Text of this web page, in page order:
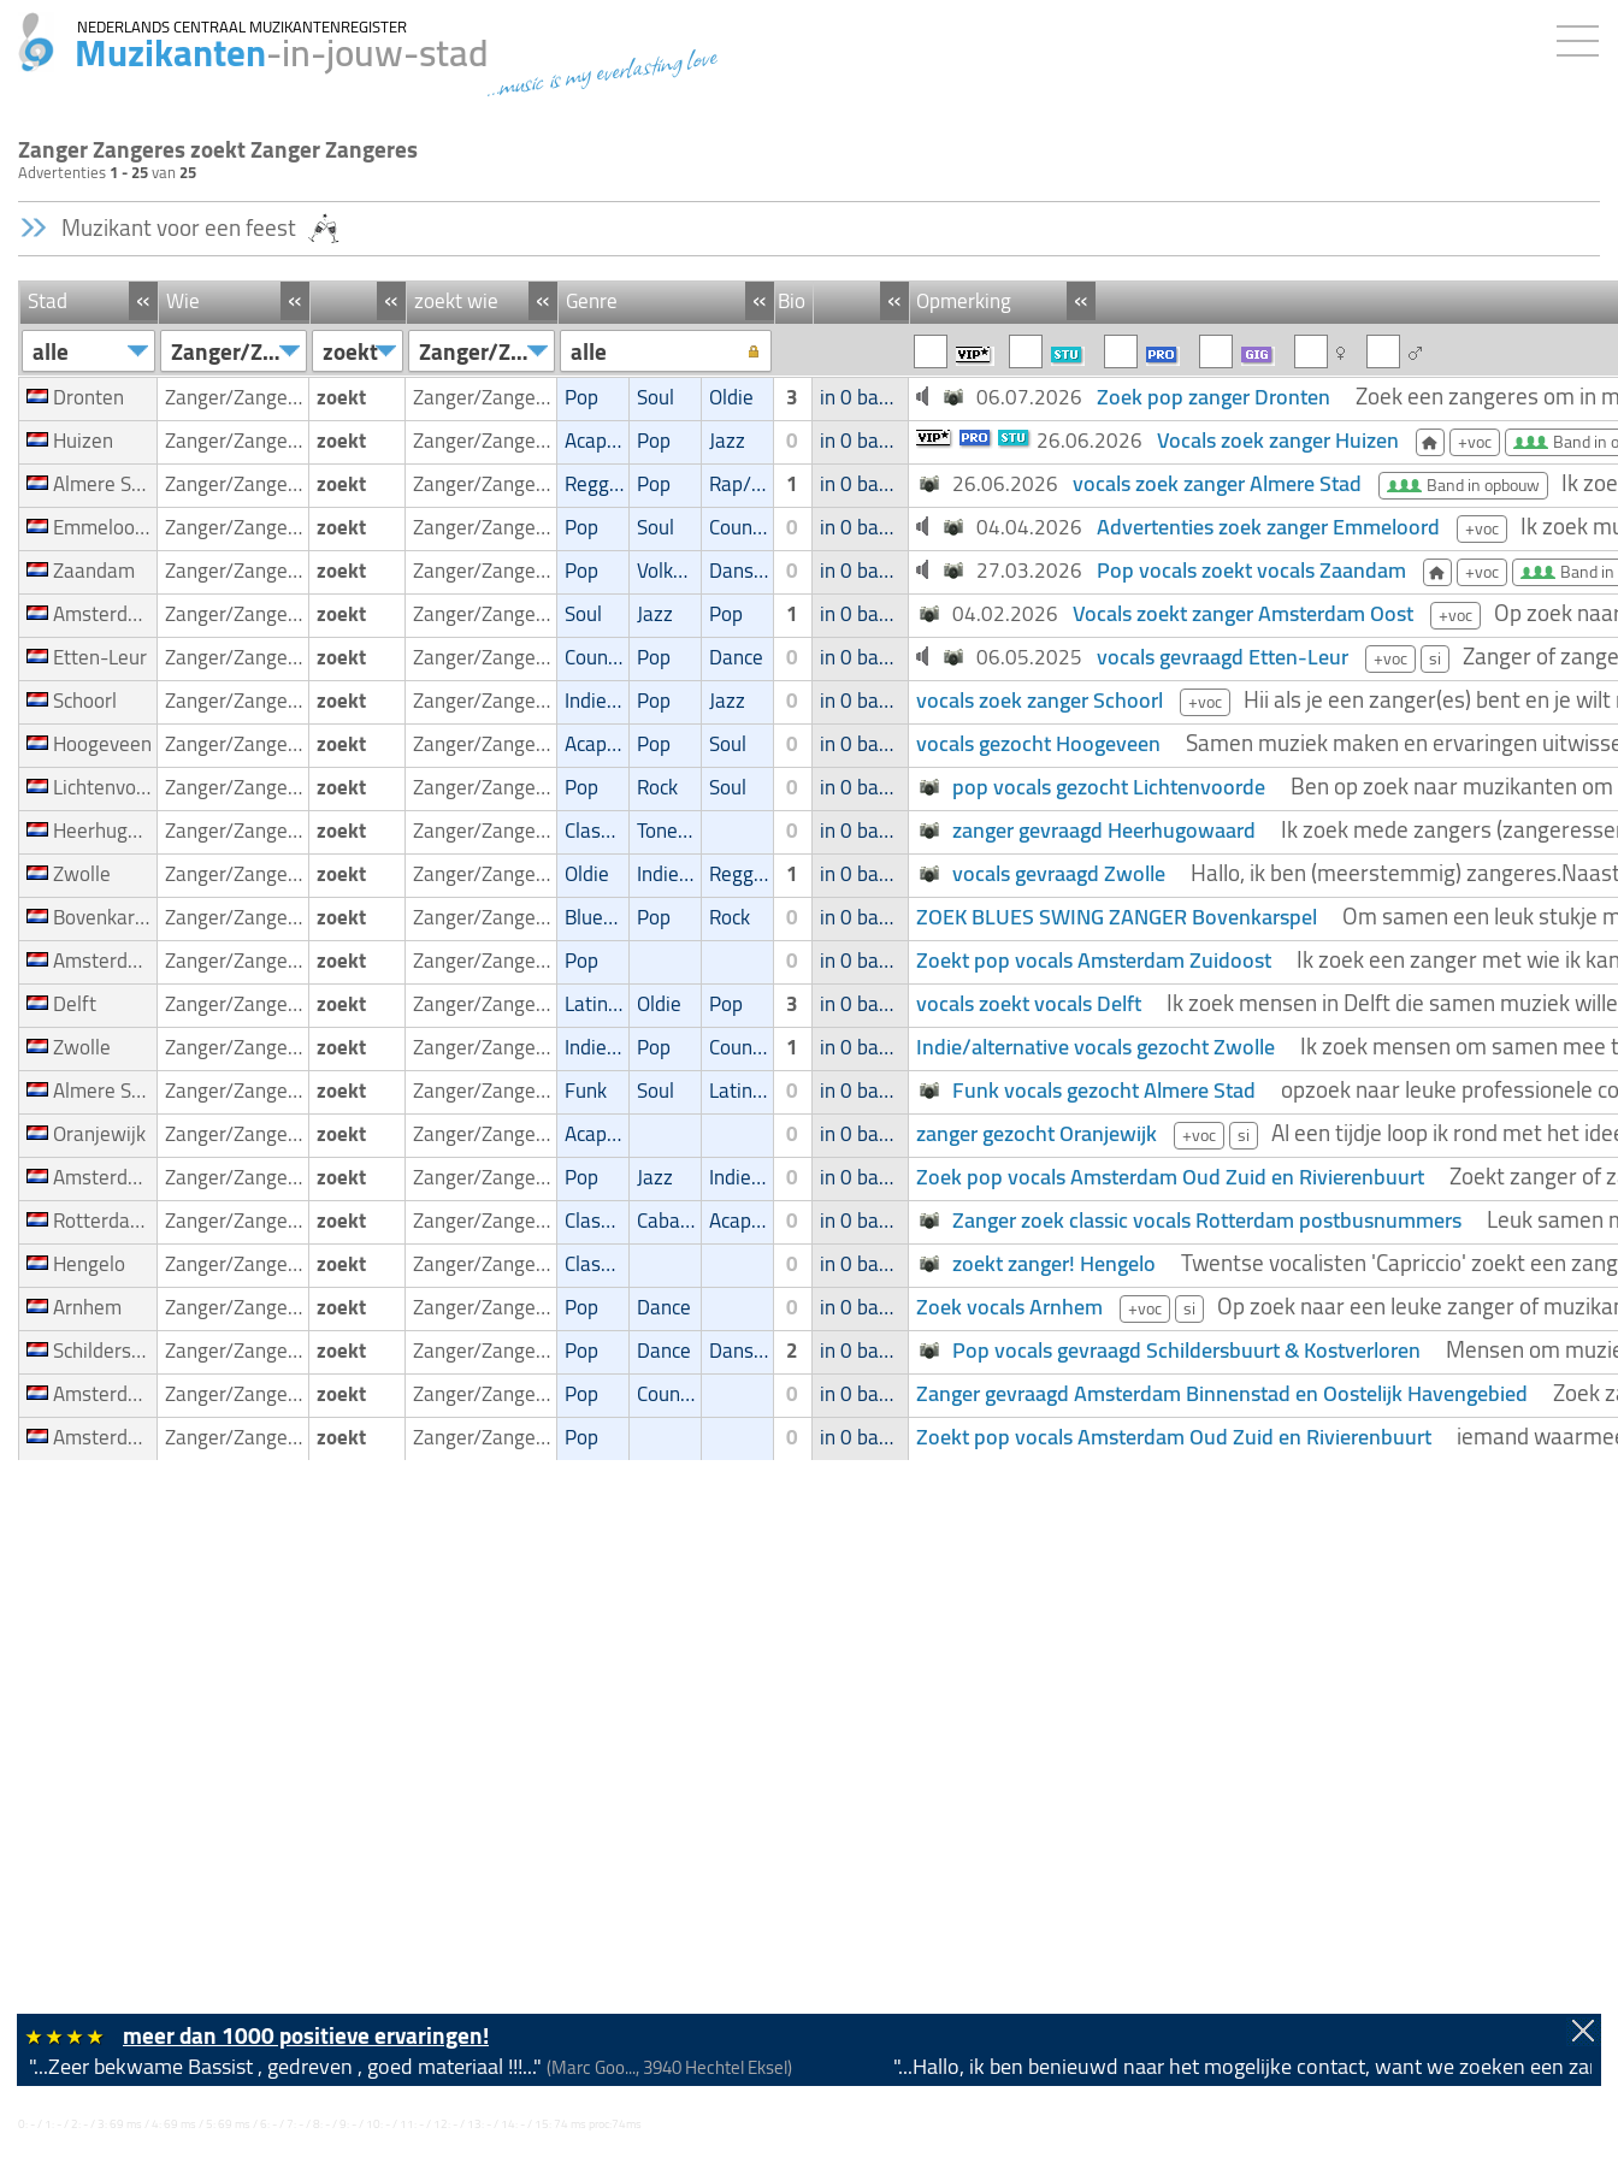
NEDERLANDS CENTRAAL MUZIKANTENREGISTER
Muzikanten-in-jouw-stad...music is my everlasting love
Zanger Zangeres zoekt Zanger Zangeres
Advertenties1 - 25van25
Muzikant voor een feest
Stad « Wie « « zoekt wie « Genre « Bio « «
Opmerking
alle Zanger/Zangeres zoekt Zanger/Zangeres alle
Dronten Zanger/Zangeres zoekt Zanger/Zangeres Pop Soul Oldie 3 in 0 band 06.07.2026 Zoek pop zanger Dronten Zoek een zangeres om in
Huizen Zanger/Zangeres zoekt Zanger/Zangeres Acapella Pop Jazz 0 in 0 band 26.06.2026 Vocals zoek zanger Huizen +voc Band in
Almere Stad Zanger/Zangeres zoekt Zanger/Zangeres Reggae Pop Rap/Hip-Hop/RnB 1 in 0 band 26.06.2026 vocals zoek zanger Almere Stad Band in opbouw Ik
Emmeloord Zanger/Zangeres zoekt Zanger/Zangeres Pop Soul Country 0 in 0 band 04.04.2026 Advertenties zoek zanger Emmeloord +voc Ik zoek
Zaandam Zanger/Zangeres zoekt Zanger/Zangeres Pop Volksmuziek Dans/Amusementsmuziek 0 in 0 band 27.03.2026 Pop vocals zoekt vocals Zaandam +voc Band
Amsterdam Oost Zanger/Zangeres zoekt Zanger/Zangeres Soul Jazz Pop 1 in 0 band 04.02.2026 Vocals zoekt zanger Amsterdam Oost +voc Op zoek
Etten-Leur Zanger/Zangeres zoekt Zanger/Zangeres Country Pop Dance 0 in 0 band 06.05.2025 vocals gevraagd Etten-Leur +voc si Zanger of
Schoorl Zanger/Zangeres zoekt Zanger/Zangeres Indie/Alternative Pop Jazz 0 in 0 band vocals zoek zanger Schoorl +voc Hii als je een zanger(es) bent en je
Hoogeveen Zanger/Zangeres zoekt Zanger/Zangeres Acapella Pop Soul 0 in 0 band vocals gezocht Hoogeveen Samen muziek maken en ervaringen
Lichtenvoorde Zanger/Zangeres zoekt Zanger/Zangeres Pop Rock Soul 0 in 0 band pop vocals gezocht Lichtenvoorde Ben op zoek naar muzikanten
Heerhugowaard Zanger/Zangeres zoekt Zanger/Zangeres Classic Toneelmuziek/Musical 0 in 0 band zanger gevraagd Heerhugowaard Ik zoek mede zangers
Zwolle Zanger/Zangeres zoekt Zanger/Zangeres Oldie Indie/Alternative Reggae 1 in 0 band vocals gevraagd Zwolle Hallo, ik ben (meerstemmig)
Bovenkarspel Zanger/Zangeres zoekt Zanger/Zangeres Blues/Swing Pop Rock 0 in 0 band ZOEK BLUES SWING ZANGER Bovenkarspel Om samen een leuk stukje
Amsterdam Zuidoost Zanger/Zangeres zoekt Zanger/Zangeres Pop 0 in 0 band Zoekt pop vocals Amsterdam Zuidoost Ik zoek een zanger met wie ik
Delft Zanger/Zangeres zoekt Zanger/Zangeres Latin muziek Oldie Pop 3 in 0 band vocals zoekt vocals Delft Ik zoek mensen in Delft die samen muziek
Zwolle Zanger/Zangeres zoekt Zanger/Zangeres Indie/Alternative Pop Country 1 in 0 band Indie/alternative vocals gezocht Zwolle Ik zoek mensen om samen
Almere Stad Zanger/Zangeres zoekt Zanger/Zangeres Funk Soul Latin muziek 0 in 0 band Funk vocals gezocht Almere Stad opzoek naar leuke professionele
Oranjewijk Zanger/Zangeres zoekt Zanger/Zangeres Acapella 0 in 0 band zanger gezocht Oranjewijk +voc si Al een tijdje loop ik rond met het
Amsterdam Oud Zuid en Rivierenbuurt Zanger/Zangeres zoekt Zanger/Zangeres Pop Jazz Indie/Alternative 0 in 0 band Zoek pop vocals Amsterdam Oud Zuid en Rivierenbuurt Zoekt zanger of
Rotterdam postbusnummers Zanger/Zangeres zoekt Zanger/Zangeres Classic Cabaret/Variétés Acapella 0 in 0 band Zanger zoek classic vocals Rotterdam postbusnummers Leuk samen
Hengelo Zanger/Zangeres zoekt Zanger/Zangeres Classic 0 in 0 band zoekt zanger! Hengelo Twentse vocalisten 'Capriccio' zoekt een
Arnhem Zanger/Zangeres zoekt Zanger/Zangeres Pop Dance 0 in 0 band Zoek vocals Arnhem +voc si Op zoek naar een leuke zanger of
Schildersbuurt & Kostverloren Zanger/Zangeres zoekt Zanger/Zangeres Pop Dance Dans/Amusementsmuziek 2 in 0 band Pop vocals gevraagd Schildersbuurt & Kostverloren Mensen om
Amsterdam Binnenstad en Oostelijk Havengebied Zanger/Zangeres zoekt Zanger/Zangeres Pop Country 0 in 0 band Zanger gevraagd Amsterdam Binnenstad en Oostelijk Havengebied Zoek
Amsterdam Oud Zuid en Rivierenbuurt Zanger/Zangeres zoekt Zanger/Zangeres Pop 0 in 0 band Zoekt pop vocals Amsterdam Oud Zuid en Rivierenbuurt iemand
0: - / 1: - / 2: - / 3: 69 ms / 4: 69 ms / 5: 69 ms / 6: - / 7: - / 8: - / 9: - / 10: - / 11: - / 12: - / 13: - / 14: - / 15: 74 ms proc:74ms
meer dan 1000 positieve ervaringen!
"...Zeer bekwame Bassist , gedreven , goed materiaal !!!..."(Marc Goo..., 3940 Hechtel Eksel) "...Hallo, ik ben benieuwd naar het mogelijke contact, want we zoeken een